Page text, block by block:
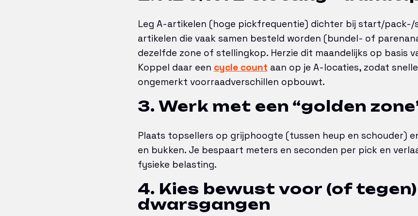
Leg A-artikelen (hoge pickfrequentie) dichter bij start/pack-/
artikelen die vaak samen besteld worden (bundel- of
dezelfde zone of stellingkop. Herzie dit maandelijks op basis
Koppel daar een cycle count aan op je A-locaties, zodat
ongemerkt voorraadverschillen opbouwt.
3. Werk met een “golden
Plaats topsellers op grijphoogte (tussen heup en schouder)
en bukken. Je bespaart meters en seconden per pick en
fysieke belasting.
4. Kies bewust voor (of tegen)
dwarsgangen